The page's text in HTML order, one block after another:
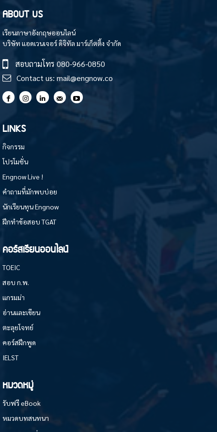
ABOUT US
เรียนภาษาอังกฤษออนไลน์
บริษัท แอดเวนเจอร์ ดิจิทัล มาร์เก็ตติ้ง จำกัด
สอบถามโทร 080-966-0850
Contact us: mail@engnow.co
LINKS
กิจกรรม
โปรโมชั่น
Engnow Live !
คำถามที่มักพบบ่อย
นักเรียนทุน Engnow
ฝึกทำข้อสอบ TGAT
คอร์สเรียนออนไลน์
TOEIC
สอบ ก.พ.
แกรมม่า
อ่านและเขียน
ตะลุยโจทย์
คอร์สฝึกพูด
IELST
หมวดหมู่
รับฟรี eBook
หมวดบทสนทนา